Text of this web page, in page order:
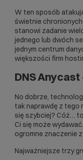
W ten sposób
świetnie chronionych
stanowi zadanie
jednego lub dwóch
jednym centrum
większości firm
DNS
No dobrze,
tak naprawdę z tego
się szybciej? Cóż…
Ci się może
ogromne znaczenie
Najważniejsze trzy